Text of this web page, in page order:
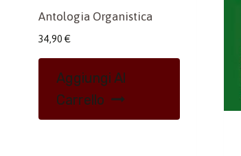
Antologia Organistica
34,90 €
Aggiungi Al
Carrello